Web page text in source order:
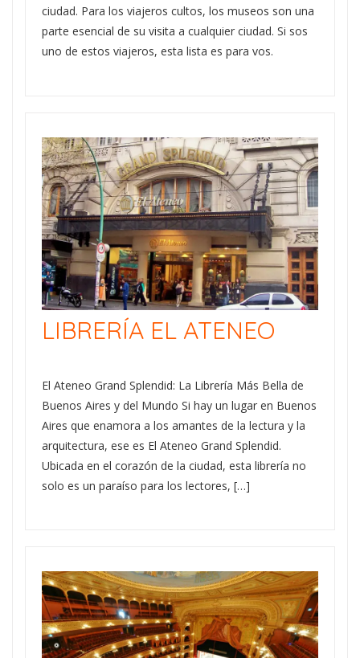
ciudad. Para los viajeros cultos, los museos son una
parte esencial de su visita a cualquier ciudad. Si sos
uno de estos viajeros, esta lista es para vos.
LIBRERÍA EL ATENEO
El Ateneo Grand Splendid: La Librería Más Bella de
Buenos Aires y del Mundo Si hay un lugar en Buenos
Aires que enamora a los amantes de la lectura y la
arquitectura, ese es El Ateneo Grand Splendid.
Ubicada en el corazón de la ciudad, esta librería no
solo es un paraíso para los lectores, […]